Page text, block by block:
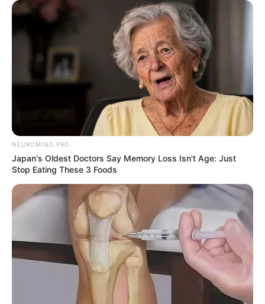
NEUROMIND PRO
Japan's Oldest Doctors Say Memory Loss Isn't Age: Just
Stop Eating These 3 Foods